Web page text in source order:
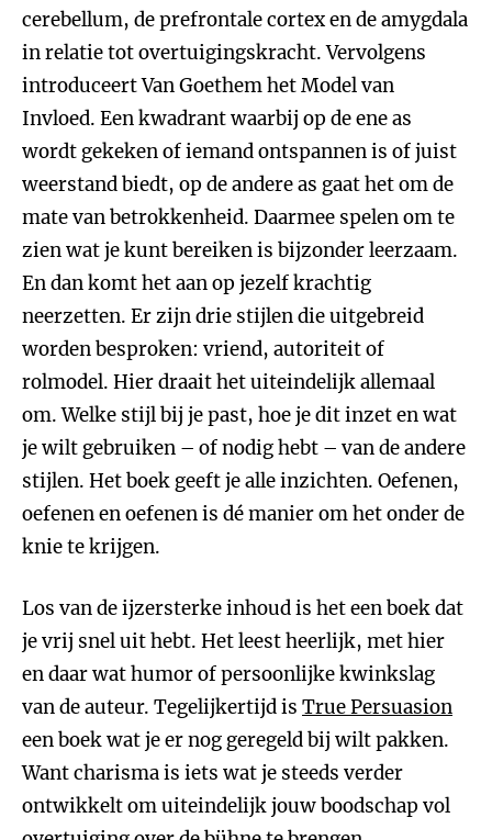
cerebellum, de prefrontale cortex en de amygdala
in relatie tot overtuigingskracht. Vervolgens
introduceert Van Goethem het Model van
Invloed. Een kwadrant waarbij op de ene as
wordt gekeken of iemand ontspannen is of juist
weerstand biedt, op de andere as gaat het om de
mate van betrokkenheid. Daarmee spelen om te
zien wat je kunt bereiken is bijzonder leerzaam.
En dan komt het aan op jezelf krachtig
neerzetten. Er zijn drie stijlen die uitgebreid
worden besproken: vriend, autoriteit of
rolmodel. Hier draait het uiteindelijk allemaal
om. Welke stijl bij je past, hoe je dit inzet en wat
je wilt gebruiken – of nodig hebt – van de andere
stijlen. Het boek geeft je alle inzichten. Oefenen,
oefenen en oefenen is dé manier om het onder de
knie te krijgen.
Los van de ijzersterke inhoud is het een boek dat
je vrij snel uit hebt. Het leest heerlijk, met hier
en daar wat humor of persoonlijke kwinkslag
van de auteur. Tegelijkertijd is True Persuasion
een boek wat je er nog geregeld bij wilt pakken.
Want charisma is iets wat je steeds verder
ontwikkelt om uiteindelijk jouw boodschap vol